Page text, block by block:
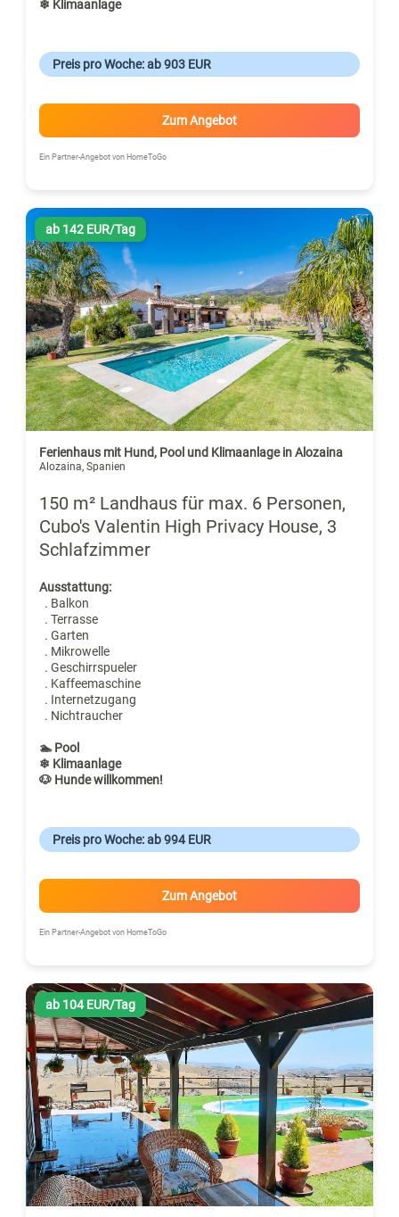
❄ Klimaanlage
Preis pro Woche: ab 903 EUR
Zum Angebot
Ein Partner-Angebot von HomeToGo
ab 142 EUR/Tag
Ferienhaus mit Hund, Pool und Klimaanlage in Alozaina
Alozaina, Spanien
150 m² Landhaus für max. 6 Personen,
Cubo's Valentin High Privacy House, 3
Schlafzimmer
Ausstattung:
. Balkon
. Terrasse
. Garten
. Mikrowelle
. Geschirrspueler
. Kaffeemaschine
. Internetzugang
. Nichtraucher
🏊 Pool
❄ Klimaanlage
🐶 Hunde willkommen!
Preis pro Woche: ab 994 EUR
Zum Angebot
Ein Partner-Angebot von HomeToGo
ab 104 EUR/Tag